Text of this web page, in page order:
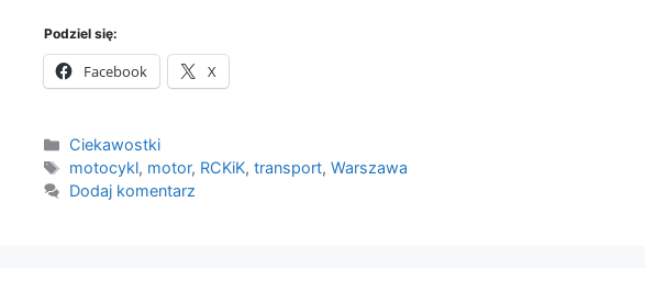
Podziel się:
Facebook X
Kategorie
Ciekawostki
Tagi
motocykl, motor, RCKiK,transport,Warszawa
Dodaj komentarz